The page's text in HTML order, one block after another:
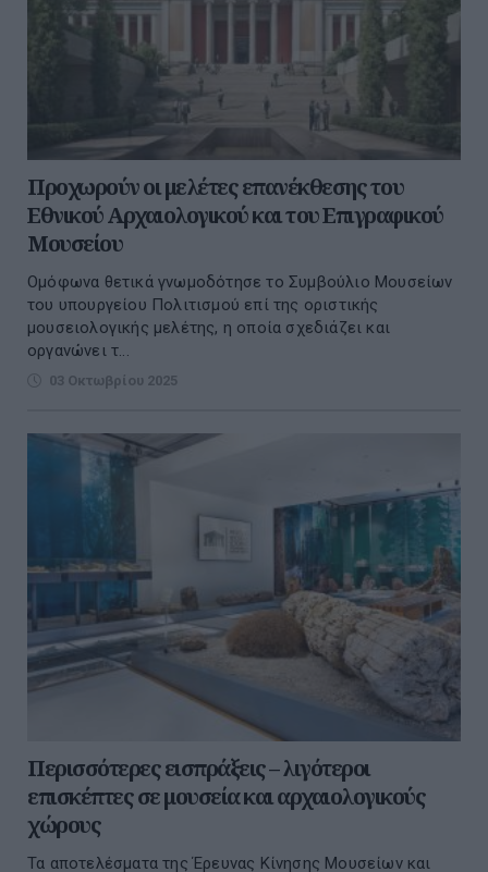
Προχωρούν οι μελέτες επανέκθεσης του
Εθνικού Αρχαιολογικού και του Επιγραφικού
Μουσείου
Ομόφωνα θετικά γνωμοδότησε το Συμβούλιο Μουσείων
του υπουργείου Πολιτισμού επί της οριστικής
μουσειολογικής μελέτης, η οποία σχεδιάζει και
οργανώνει τ...
03 Οκτωβρίου 2025
Περισσότερες εισπράξεις – λιγότεροι
επισκέπτες σε μουσεία και αρχαιολογικούς
χώρους
Τα αποτελέσματα της Έρευνας Κίνησης Μουσείων και